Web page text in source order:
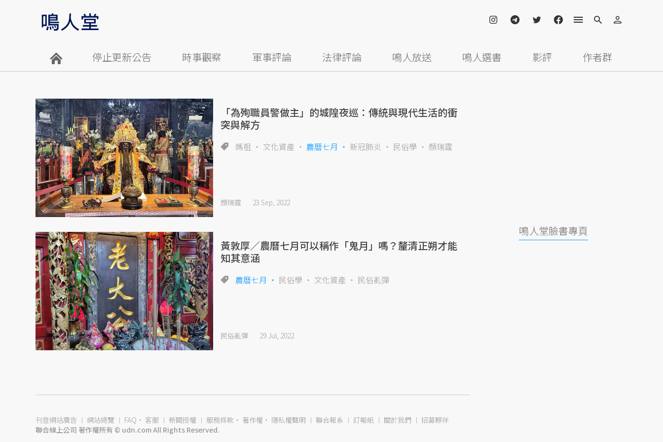
停止更新公告 時事觀察 軍事評論 法律評論 鳴人放送 鳴人選書 影評 作者群
「為殉職員警做主」的城隍夜巡：傳統與現代生活的衝
突與解方
媽祖 文化資產 農曆七月 新冠肺炎 民俗學 顏瑞霆
顏瑞霆 23 Sep, 2022
黃敦厚／農曆七月可以稱作「鬼月」嗎？釐清正朔才能
知其意涵
農曆七月 民俗學 文化資產 民俗亂彈
民俗亂彈 29 Jul, 2022
鳴人堂臉書專頁
刊登網站廣告 ︱ 網站總覽 ︱ FAQ ‧ 客服 ︱ 新聞授權 ︱ 服務條款 ‧ 著作權 ‧ 隱私權聲明 ︱ 聯合報系 ︱ 訂報紙 ︱ 關於我們 ︱ 招募夥伴
聯合線上公司 著作權所有 © udn.com All Rights Reserved.